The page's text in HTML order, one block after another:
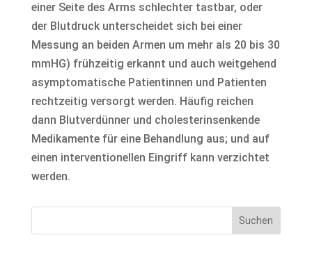
einer Seite des Arms schlechter tastbar, oder
der Blutdruck unterscheidet sich bei einer
Messung an beiden Armen um mehr als 20 bis 30
mmHG) frühzeitig erkannt und auch weitgehend
asymptomatische Patientinnen und Patienten
rechtzeitig versorgt werden. Häufig reichen
dann Blutverdünner und cholesterinsenkende
Medikamente für eine Behandlung aus; und auf
einen interventionellen Eingriff kann verzichtet
werden.